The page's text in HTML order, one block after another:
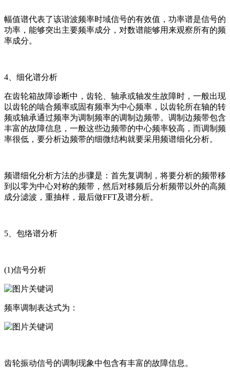
幅值谱代表了该谐波频率时域信号的有效值，功率谱是信号的
功率，能够突出主要频率成分，对数谱能够用来观察所有的频
率成分。
4、细化谱分析
在齿轮箱故障诊断中，齿轮、轴承或轴发生故障时，一般出现
以齿轮的啮合频率或固有频率为中心频率，以齿轮所在轴的转
频或轴承通过频率为调制频率的调制边频带。调制边频带包含
丰富的故障信息，一般这些边频带的中心频率较高，而调制频
率很低，要分析边频带的细微结构就要采用频谱细化分析。
频谱细化分析方法的步骤是：首先复调制，将要分析的频带移
到以零为中心对称的频带，然后对移频后分析频带以外的高频
成分滤波，重抽样，最后做FFT及谱分析。
5、包络谱分析
(1)信号分析
频率调制表达式为：
齿轮振动信号的调制现象中包含有丰富的故障信息。